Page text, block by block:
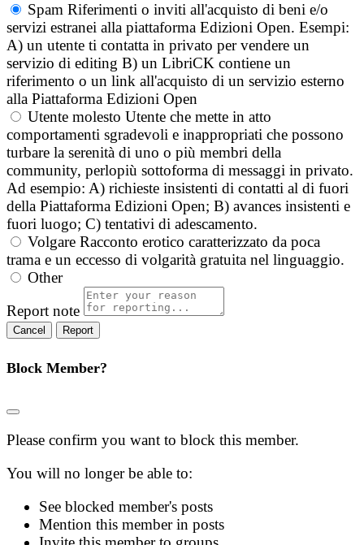
Spam Riferimenti o inviti all'acquisto di beni e/o
servizi estranei alla piattaforma Edizioni Open. Esempi:
A) un utente ti contatta in privato per vendere un
servizio di editing B) un LibriCK contiene un
riferimento o un link all'acquisto di un servizio esterno
alla Piattaforma Edizioni Open
Utente molesto Utente che mette in atto
comportamenti sgradevoli e inappropriati che possono
turbare la serenità di uno o più membri della
community, perlopiù sottoforma di messaggi in privato.
Ad esempio: A) richieste insistenti di contatti al di fuori
della Piattaforma Edizioni Open; B) avances insistenti e
fuori luogo; C) tentativi di adescamento.
Volgare Racconto erotico caratterizzato da poca
trama e un eccesso di volgarità gratuita nel linguaggio.
Other
Report note
Report
Block Member?
Please confirm you want to block this member.
You will no longer be able to:
See blocked member's posts
Mention this member in posts